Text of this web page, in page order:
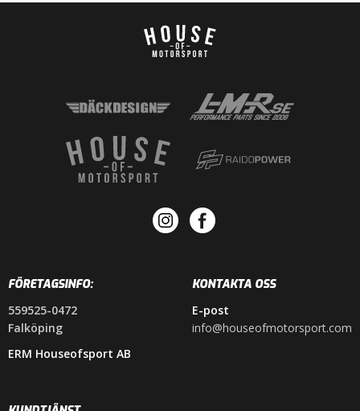
FÖRETAGSINFO:
559525-0472
Falköping
ERM Houseofsport AB
KONTAKTA OSS
E-post
info@houseofmotorsport.com